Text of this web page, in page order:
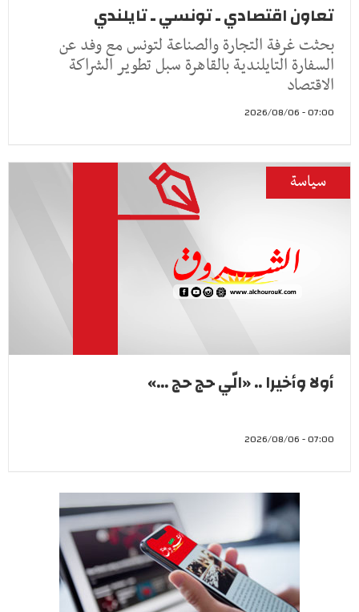
تعاون اقتصادي ـ تونسي ـ تايلندي
بحثت غرفة التجارة والصناعة لتونس مع وفد عن
السفارة التايلندية بالقاهرة سبل تطوير الشراكة
الاقتصاد
07:00 - 2026/08/06
سياسة
أولا وأخيرا .. «الّي حج حج ...»
07:00 - 2026/08/06